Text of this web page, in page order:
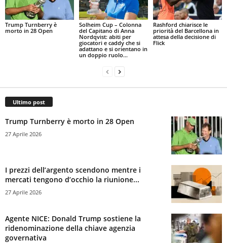
Trump Turnberry è
morto in 28 Open
Solheim Cup – Colonna
del Capitano di Anna
Nordqvist: abiti per
giocatori e caddy che si
adattano e si orientano in
un doppio ruolo...
Rashford chiarisce le
priorità del Barcellona in
attesa della decisione di
Flick
Ultimo post
Trump Turnberry è morto in 28 Open
27 Aprile 2026
I prezzi dell’argento scendono mentre i
mercati tengono d’occhio la riunione...
27 Aprile 2026
Agente NICE: Donald Trump sostiene la
ridenominazione della chiave agenzia
governativa